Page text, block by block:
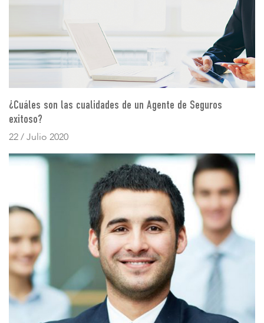
¿Cuáles son las cualidades de un Agente de Seguros
exitoso?
22 / Julio 2020